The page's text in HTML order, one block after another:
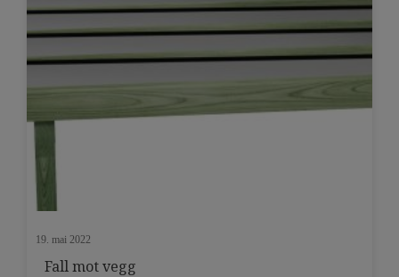
19. mai 2022
Fall mot vegg